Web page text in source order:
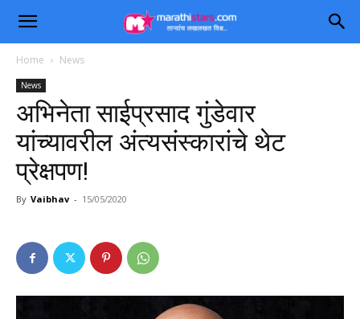
Home News
News
अभिनेता साईप्रसाद गुंडेवार
यांच्यावरील अंत्यसंस्कारांचे थेट
प्रेक्षपण!
By Vaibhav - 15/05/2020